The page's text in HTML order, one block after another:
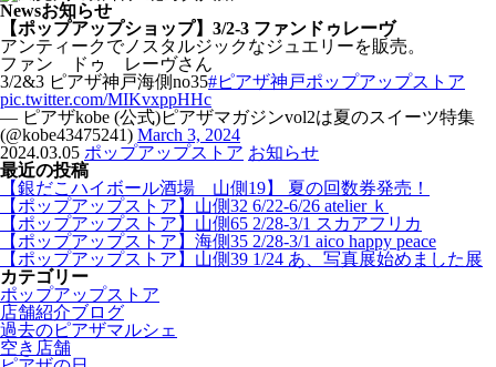
Newsお知らせ
【ポップアップショップ】3/2-3 ファンドゥレーヴ
アンティークでノスタルジックなジュエリーを販売。
ファン ドゥ レーヴさん
3/2&3 ピアザ神戸海側no35#ピアザ神戸ポップアップストア
pic.twitter.com/MIKvxppHHc
— ピアザkobe (公式)ピアザマガジンvol2は夏のスイーツ特集
(@kobe43475241) March 3, 2024
2024.03.05 ポップアップストア お知らせ
最近の投稿
【銀だこハイボール酒場 山側19】 夏の回数券発売！
【ポップアップストア】山側32 6/22-6/26 atelier ｋ
【ポップアップストア】山側65 2/28-3/1 スカアフリカ
【ポップアップストア】海側35 2/28-3/1 aico happy peace
【ポップアップストア】山側39 1/24 あ、写真展始めました展
カテゴリー
ポップアップストア
店舗紹介ブログ
過去のピアザマルシェ
空き店舗